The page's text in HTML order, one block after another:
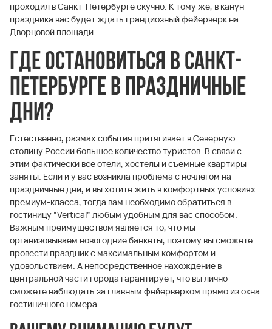
проходил в Санкт-Петербурге скучно. К тому же, в канун
праздника вас будет ждать грандиозный фейерверк на
Дворцовой площади.
Где остановиться в Санкт-
Петербурге в праздничные
дни?
Естественно, размах события притягивает в Северную
столицу России большое количество туристов. В связи с
этим фактически все отели, хостелы и съемные квартиры
заняты. Если и у вас возникла проблема с ночлегом на
праздничные дни, и вы хотите жить в комфортных условиях
премиум-класса, тогда вам необходимо обратиться в
гостиницу “Vertical” любым удобным для вас способом.
Важным преимуществом является то, что мы
организовываем новогодние банкеты, поэтому вы сможете
провести праздник с максимальным комфортом и
удовольствием. А непосредственное нахождение в
центральной части города гарантирует, что вы лично
сможете наблюдать за главным фейерверком прямо из окна
гостиничного номера.